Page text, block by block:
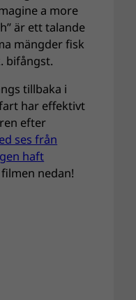
a more
är ett talande
mängder fisk
bifångst.
tillbaka i
har effektivt
efter
ses från
haft
nedan!